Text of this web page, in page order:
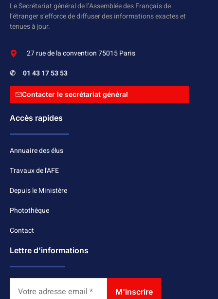
Le Secrétariat général de l’Assemblée des Français de
l’étranger s’efforce de diffuser des informations exactes et
tenues à jour.
27 rue de la convention 75015 Paris
✆ 01 43 17 53 53
Contacter le secrétariat général
Accès rapides
Annuaire des élus
Travaux de l'AFE
Depuis le Ministère
Photothèque
Contact
Lettre d'informations